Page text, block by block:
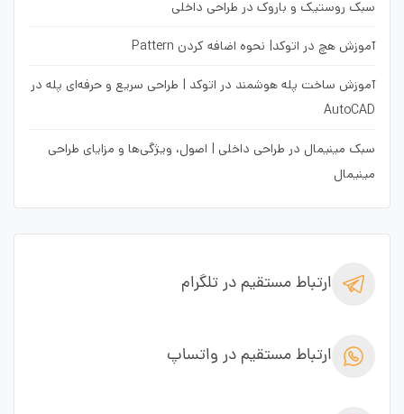
سبک روستیک و باروک در طراحی داخلی
آموزش هچ در اتوکد| نحوه اضافه کردن Pattern
آموزش ساخت پله هوشمند در اتوکد | طراحی سریع و حرفه‌ای پله در
AutoCAD
سبک مینیمال در طراحی داخلی | اصول، ویژگی‌ها و مزایای طراحی
مینیمال
ارتباط مستقیم در تلگرام
ارتباط مستقیم در واتساپ